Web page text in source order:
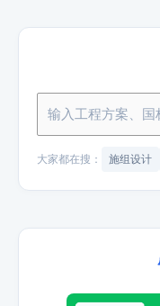
大家都在搜： 施组设计